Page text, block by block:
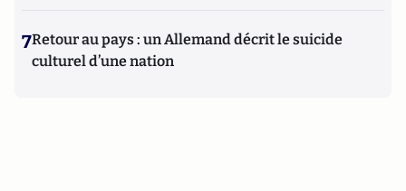
7Retour au pays : un Allemand décrit le suicide
culturel d’une nation